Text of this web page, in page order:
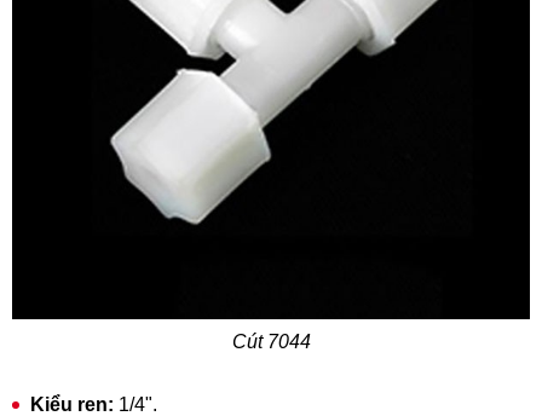
Cút 7044
Kiểu ren: 1/4".